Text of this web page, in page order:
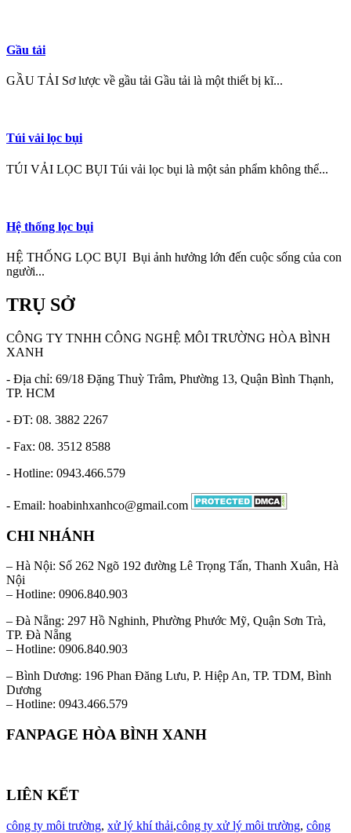
Gầu tải
GẦU TẢI Sơ lược về gầu tải Gầu tải là một thiết bị kĩ...
Túi vải lọc bụi
TÚI VẢI LỌC BỤI Túi vải lọc bụi là một sản phẩm không thể...
Hệ thống lọc bụi
HỆ THỐNG LỌC BỤI Bụi ảnh hưởng lớn đến cuộc sống của con
người...
TRỤ SỞ
CÔNG TY TNHH CÔNG NGHỆ MÔI TRƯỜNG HÒA BÌNH
XANH
- Địa chỉ: 69/18 Đặng Thuỳ Trâm, Phường 13, Quận Bình Thạnh,
TP. HCM
- ĐT: 08. 3882 2267
- Fax: 08. 3512 8588
- Hotline: 0943.466.579
- Email: hoabinhxanhco@gmail.com
CHI NHÁNH
– Hà Nội: Số 262 Ngõ 192 đường Lê Trọng Tấn, Thanh Xuân, Hà
Nội
– Hotline: 0906.840.903
– Đà Nẵng: 297 Hồ Nghinh, Phường Phước Mỹ, Quận Sơn Trà,
TP. Đà Nẵng
– Hotline: 0906.840.903
– Bình Dương: 196 Phan Đăng Lưu, P. Hiệp An, TP. TDM, Bình
Dương
– Hotline: 0943.466.579
FANPAGE HÒA BÌNH XANH
LIÊN KẾT
công ty môi trường, xử lý khí thải,công ty xử lý môi trường, công